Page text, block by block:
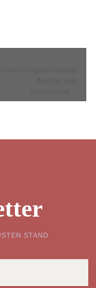
STAND